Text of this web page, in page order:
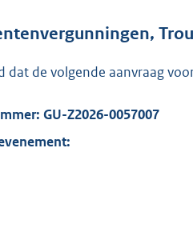
d
g
dat de volgende aanvraag
GU-Z2026-0057007